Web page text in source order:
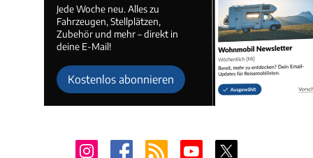
Jede Woche neu. Alles zu
Fahrzeugen, Stellplätzen,
Zubehör und mehr – direkt in
deine E-Mail!
Kostenlos abonnieren